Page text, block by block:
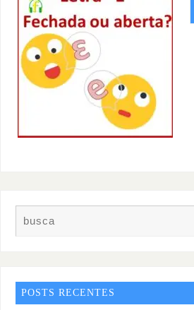
POSTS RECENTES